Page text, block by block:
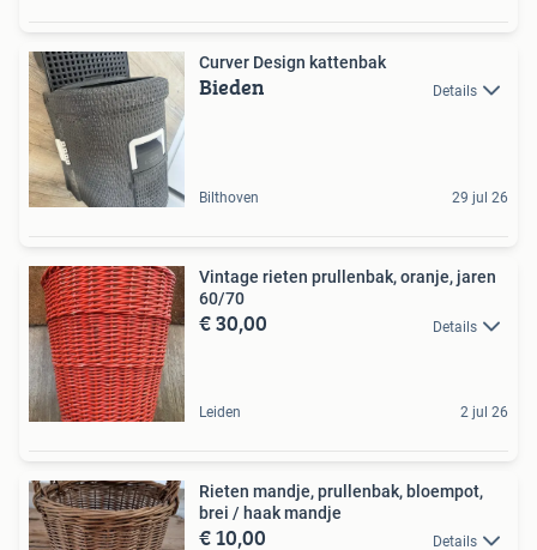
Curver Design kattenbak
Bieden Details
Bilthoven 29 jul 26
Vintage rieten prullenbak, oranje, jaren
60/70
€ 30,00 Details
Leiden 2 jul 26
Rieten mandje, prullenbak, bloempot,
brei / haak mandje
€ 10,00 Details